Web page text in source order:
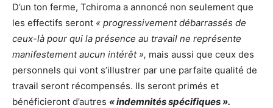
D’un ton ferme, Tchiroma a annoncé non seulement que
les effectifs seront « progressivement débarrassés de
ceux-là pour qui la présence au travail ne représente
manifestement aucun intérêt », mais aussi que ceux des
personnels qui vont s’illustrer par une parfaite qualité de
travail seront récompensés. Ils seront primés et
bénéficieront d’autres « indemnités spécifiques ».